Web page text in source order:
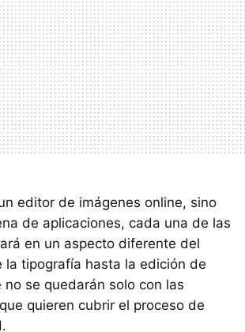
editor de imágenes online, sino
de aplicaciones, cada una de las
en un aspecto diferente del
la tipografía hasta la edición de
no se quedarán solo con las
quieren cubrir el proceso de